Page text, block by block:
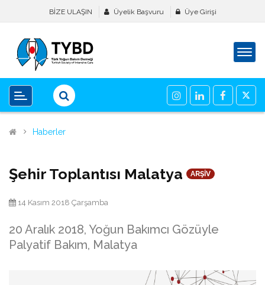
BİZE ULAŞIN Üyelik Başvuru Üye Girişi
Haberler
Şehir Toplantısı Malatya ARŞİV
14 Kasım 2018 Çarşamba
20 Aralık 2018, Yoğun Bakımcı Gözüyle
Palyatif Bakım, Malatya